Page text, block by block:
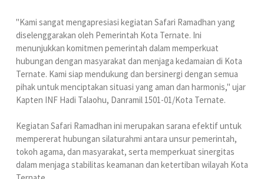
"Kami sangat mengapresiasi kegiatan Safari Ramadhan yang
diselenggarakan oleh Pemerintah Kota Ternate. Ini
menunjukkan komitmen pemerintah dalam memperkuat
hubungan dengan masyarakat dan menjaga kedamaian di Kota
Ternate. Kami siap mendukung dan bersinergi dengan semua
pihak untuk menciptakan situasi yang aman dan harmonis," ujar
Kapten INF Hadi Talaohu, Danramil 1501-01/Kota Ternate.
Kegiatan Safari Ramadhan ini merupakan sarana efektif untuk
mempererat hubungan silaturahmi antara unsur pemerintah,
tokoh agama, dan masyarakat, serta memperkuat sinergitas
dalam menjaga stabilitas keamanan dan ketertiban wilayah Kota